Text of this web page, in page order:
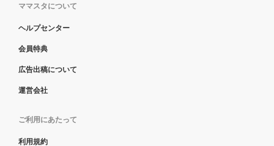
ママスタについて
ヘルプセンター
会員特典
広告出稿について
運営会社
ご利用にあたって
利用規約